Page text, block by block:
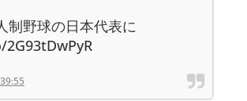
制野球の日本代表に